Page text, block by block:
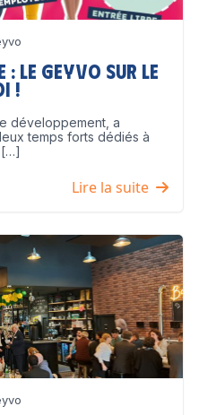
le GEYVO sur le
!
développement, a
temps forts dédiés à
[…]
Lire la suite